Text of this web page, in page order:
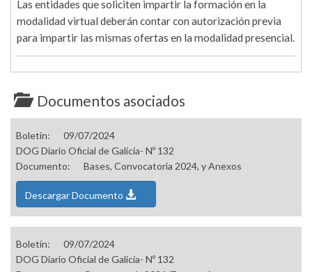
Las entidades que soliciten impartir la formación en la
modalidad virtual deberán contar con autorización previa
para impartir las mismas ofertas en la modalidad presencial.
Documentos asociados
Boletín:
09/07/2024
DOG Diario Oficial de Galicia- Nº 132
Documento:
Bases, Convocatoria 2024, y Anexos
Descargar Documento
Boletín:
09/07/2024
DOG Diario Oficial de Galicia- Nº 132